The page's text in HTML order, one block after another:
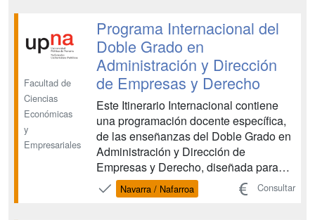
dos campos, ya sea de negocios o
profesional práctica de la ley ....
Facultad de
Ciencias
Económicas
y
Empresariales
Programa Internacional del
Doble Grado en
Administración y Dirección
de Empresas y Derecho
Este Itinerario Internacional contiene
una programación docente específica,
de las enseñanzas del Doble Grado en
Administración y Dirección de
Empresas y Derecho, diseñada para
posibilitar que los estudiantes
matriculados en este grupo, además de
Navarra / Nafarroa Consultar